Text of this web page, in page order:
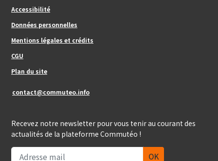
Footer_center
Accessibilité
Données personnelles
Mentions légales et crédits
CGU
Plan du site
contact@commuteo.info
Recevez notre newsletter pour vous tenir au courant des
actualités de la plateforme Commutéo !